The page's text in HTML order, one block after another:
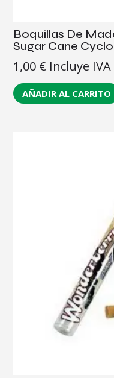
Boquillas De
Sugar Cane
1,00 € Incluye IVA
AÑADIR AL CARRITO